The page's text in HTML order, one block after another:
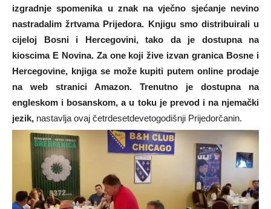
izgradnje spomenika u znak na vječno sjećanje nevino
nastradalim žrtvama Prijedora. Knjigu smo distribuirali u
cijeloj Bosni i Hercegovini, tako da je dostupna na
kioscima E Novina. Za one koji žive izvan granica Bosne i
Hercegovine, knjiga se može kupiti putem online prodaje
na web stranici Amazon. Trenutno je dostupna na
engleskom i bosanskom, a u toku je prevod i na njemački
jezik, nastavlja ovaj četrdesetdevetogodišnji Prijedorčanin.